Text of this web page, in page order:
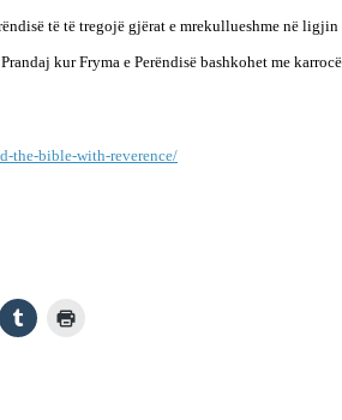
të të tregojë gjërat e mrekullueshme në
kur Fryma e Perëndisë bashkohet me
the-bible-with-reverence/